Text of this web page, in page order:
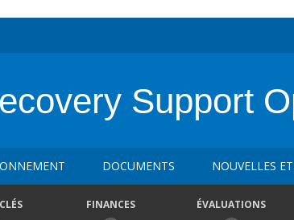
Support
DOCUMENTS NOUVELLES
FINANCES ÉVALUATIONS